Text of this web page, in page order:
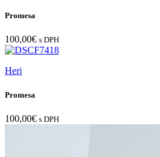
Promesa
100,00€ s DPH
Heri
Promesa
100,00€ s DPH